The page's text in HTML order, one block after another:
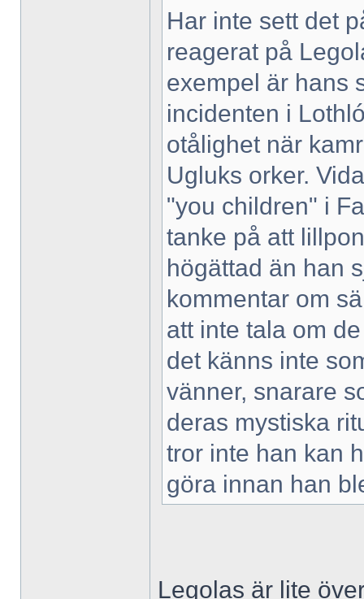
Har inte sett det
reagerat på
exempel är hans
incidenten i
otålighet när
Ugluks orker.
"you children" i
tanke på att
högättad än han
kommentar om
att inte tala om
det känns inte
vänner, snarare
deras mystiska
tror inte han kan
göra innan han
Legolas är lite